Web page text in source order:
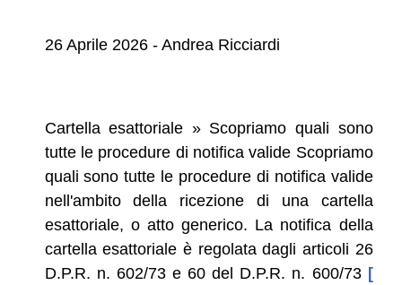
26 Aprile 2026 - Andrea Ricciardi
Cartella esattoriale » Scopriamo quali sono
tutte le procedure di notifica valide Scopriamo
quali sono tutte le procedure di notifica valide
nell'ambito della ricezione di una cartella
esattoriale, o atto generico. La notifica della
cartella esattoriale è regolata dagli articoli 26
D.P.R. n. 602/73 e 60 del D.P.R. n. 600/73 [